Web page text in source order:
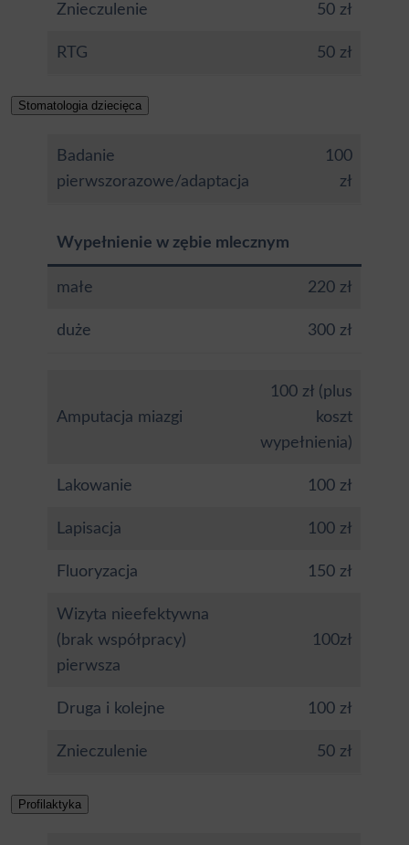
Znieczulenie 50 zł
RTG 50 zł
Stomatologia dziecięca
Badanie
pierwszorazowe/adaptacja
100
zł
Wypełnienie w zębie mlecznym
małe 220 zł
duże 300 zł
Amputacja miazgi
100 zł (plus
koszt
wypełnienia)
Lakowanie 100 zł
Lapisacja 100 zł
Fluoryzacja 150 zł
Wizyta nieefektywna
(brak współpracy)
pierwsza
100zł
Druga i kolejne 100 zł
Znieczulenie 50 zł
Profilaktyka